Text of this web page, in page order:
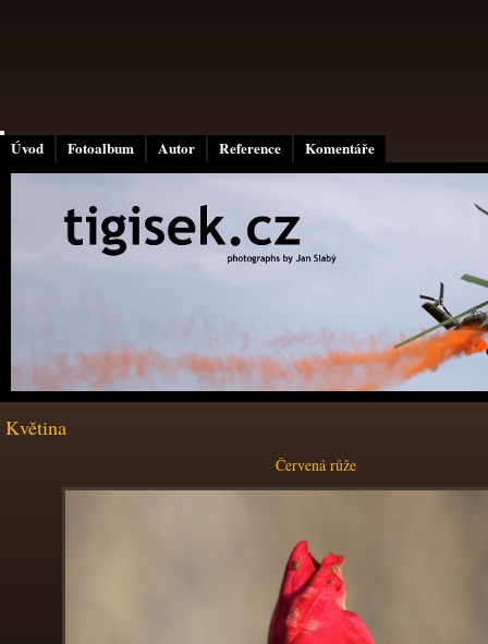
Úvod Fotoalbum Autor Reference Komentáře
Květina
Červená růže